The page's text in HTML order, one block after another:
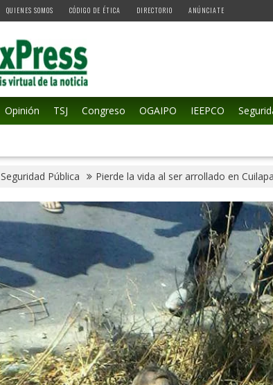
QUIENES SOMOS CÓDIGO DE ÉTICA DIRECTORIO ANÚNCIATE
Opinión TSJ Congreso OGAIPO IEEPCO
Seguridad Pública Pierde la vida al ser arrollado en